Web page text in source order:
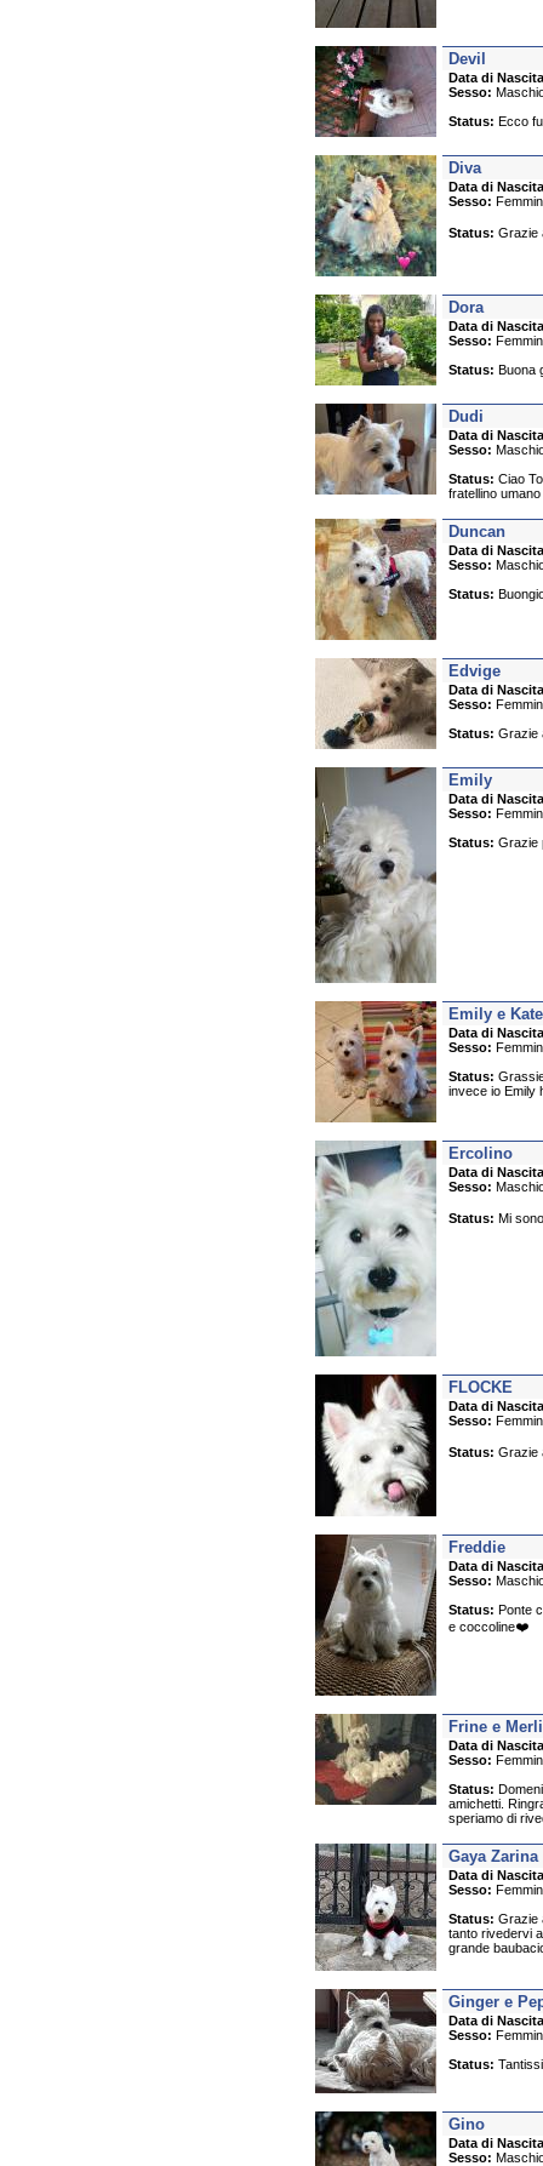
Devil
Data di
Sesso:
Status: Ecco
Diva
Data di
Sesso:
Status: Grazie
Dora
Data di
Sesso:
Status: Buona
Dudi
Data di
Sesso:
Status: Ciao
fratellino
Duncan
Data di
Sesso:
Status:
Edvige
Data di
Sesso:
Status: Grazie
Emily
Data di
Sesso:
Status: Grazie
Emily e Kate
Data di
Sesso:
Status:
invece io Emily
Ercolino
Data di
Sesso:
Status: Mi
FLOCKE
Data di
Sesso:
Status: Grazie
Freddie
Data di
Sesso:
Status: Ponte
e coccoline❤️
Frine e
Data di
Sesso:
Status:
amichetti.
speriamo di
Gaya Zarina
Data di
Sesso:
Status: Grazie
tanto rivedervi
grande
Ginger e
Data di
Sesso:
Status:
Gino
Data di
Sesso: